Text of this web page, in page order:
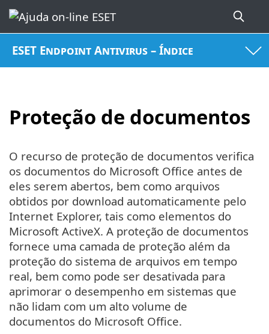
ESET Endpoint Antivirus – Índice
Proteção de documentos
O recurso de proteção de documentos verifica
os documentos do Microsoft Office antes de
eles serem abertos, bem como arquivos
obtidos por download automaticamente pelo
Internet Explorer, tais como elementos do
Microsoft ActiveX. A proteção de documentos
fornece uma camada de proteção além da
proteção do sistema de arquivos em tempo
real, bem como pode ser desativada para
aprimorar o desempenho em sistemas que
não lidam com um alto volume de
documentos do Microsoft Office.